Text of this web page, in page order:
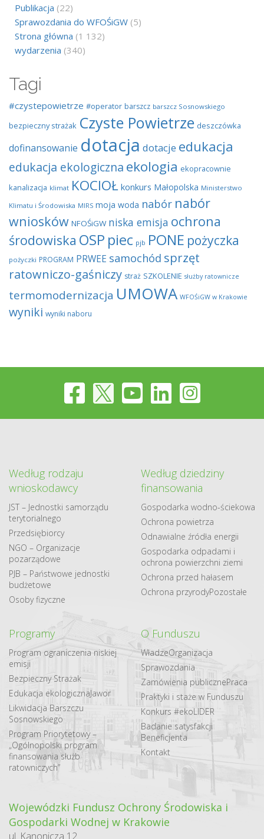
Publikacja (22)
Sprawozdania do WFOŚiGW (5)
Strona główna (1 132)
wydarzenia (340)
Tagi
#czystepowietrze #operator barszcz barszcz Sosnowskiego
bezpieczny strażak Czyste Powietrze deszczówka
dofinansowanie dotacja dotacje edukacja
edukacja ekologiczna ekologia ekopracownie
kanalizacja klimat KOCIOŁ konkurs Małopolska Ministerstwo
Klimatu i Środowiska MIRS moja woda nabór nabór
wniosków NFOŚiGW niska emisja ochrona
środowiska OSP piec pjb PONE pożyczka
pożyczki PROGRAM PRWEE samochód sprzęt
ratowniczo-gaśniczy straż SZKOLENIE służby ratownicze
termomodernizacja UMOWA WFOŚiGW w Krakowie
wyniki wyniki naboru
Według rodzaju
wnioskodawcy
JST – Jednostki samorządu
terytorialnego
Przedsiębiorcy
NGO – Organizacje
pozarządowe
PJB – Państwowe jednostki
budżetowe
Osoby fizyczne
Według dziedziny
finansowania
Gospodarka​ wodno​-ściekowa
Ochrona powietrza
Odnawialne​ źródła​ energii
Gospodarka odpadami i
ochrona powierzchni ziemi
Ochrona przed hałasem
Ochrona przyrodyPozostałe
Programy
Program ograniczenia niskiej
emisji
Bezpieczny Strażak
Edukacja ekologicznaJawor
Likwidacja Barszczu
Sosnowskiego
Program Priorytetowy –
„Ogólnopolski program
finansowania służb
ratowniczych”
O Funduszu
WładzeOrganizacja
Sprawozdania
Zamówienia publicznePraca
Praktyki i staże w Funduszu
Konkurs #ekoLIDER
Badanie satysfakcji
Beneficjenta
Kontakt
Wojewódzki Fundusz Ochrony Środowiska i
Gospodarki Wodnej w Krakowie
ul. Kanonicza 12